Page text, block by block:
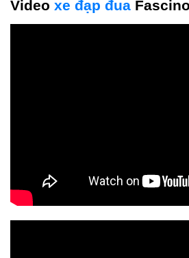
Video xe đạp đua